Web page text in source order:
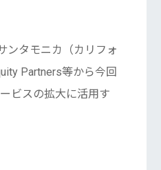
ンタモニカ（カリフォ
Partners等から今回
ビスの拡大に活用す